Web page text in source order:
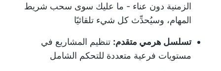
الزمنية دون عناء - ما عليك سوى سحب شريط
المهام، وسيُحدِّث كل شيء تلقائيًا
تسلسل هرمي متقدم: تنظيم المشاريع في
مستويات فرعية متعددة للتحكم الشامل